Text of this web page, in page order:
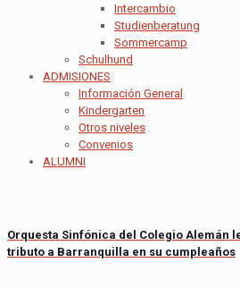
Intercambio
Studienberatung
Sommercamp
Schulhund
ADMISIONES
Información General
Kindergarten
Otros niveles
Convenios
ALUMNI
Orquesta Sinfónica del Colegio Alemán
tributo a Barranquilla en su cumpleaños